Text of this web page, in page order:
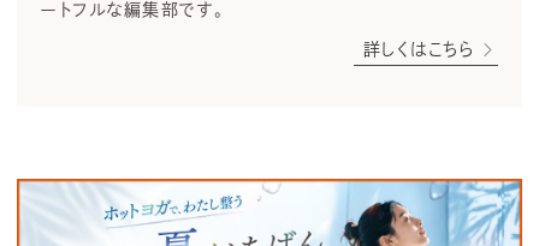
ートフルな編集部です。
詳しくはこちら